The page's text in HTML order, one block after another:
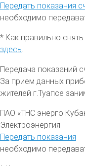
Передать показания
необходимо
* Как правильно
здесь
Передача показаний
За прием данных
жителей г.Туапсе
ПАО «ТНС энерго
Электроэнергия
Передать показания
необходимо